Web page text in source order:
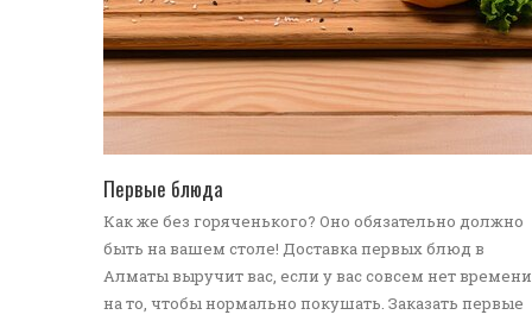
Первые блюда
Как же без горяченького? Оно обязательно должно
быть на вашем столе! Доставка первых блюд в
Алматы выручит вас, если у вас совсем нет времени
на то, чтобы нормально покушать. Заказать первые